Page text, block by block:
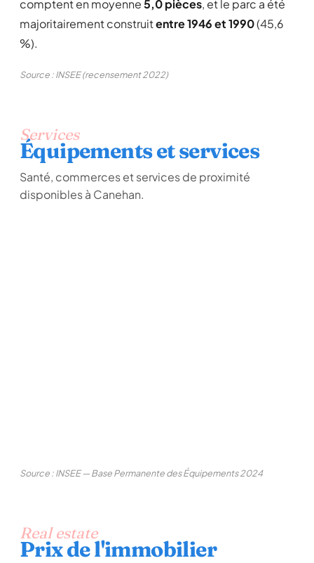
comptent en moyenne5,0 pièces, et le parc a été
majoritairement construitentre 1946 et 1990(45,6
%).
Source : INSEE (recensement 2022)
Services
Équipements et services
Santé, commerces et services de proximité
disponibles à Canehan.
Source : INSEE — Base Permanente des Équipements 2024
Real estate
Prix de l'immobilier